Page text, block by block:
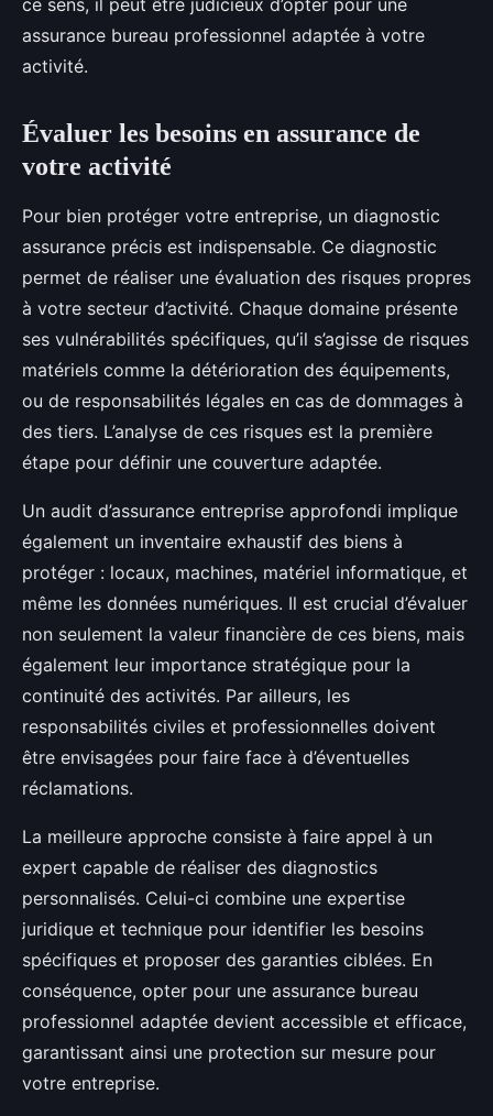
ce sens, il peut être judicieux d’opter pour une
assurance bureau professionnel adaptée à votre
activité.
Évaluer les besoins en assurance de
votre activité
Pour bien protéger votre entreprise, un diagnostic
assurance précis est indispensable. Ce diagnostic
permet de réaliser une évaluation des risques propres
à votre secteur d’activité. Chaque domaine présente
ses vulnérabilités spécifiques, qu’il s’agisse de risques
matériels comme la détérioration des équipements,
ou de responsabilités légales en cas de dommages à
des tiers. L’analyse de ces risques est la première
étape pour définir une couverture adaptée.
Un audit d’assurance entreprise approfondi implique
également un inventaire exhaustif des biens à
protéger : locaux, machines, matériel informatique, et
même les données numériques. Il est crucial d’évaluer
non seulement la valeur financière de ces biens, mais
également leur importance stratégique pour la
continuité des activités. Par ailleurs, les
responsabilités civiles et professionnelles doivent
être envisagées pour faire face à d’éventuelles
réclamations.
La meilleure approche consiste à faire appel à un
expert capable de réaliser des diagnostics
personnalisés. Celui-ci combine une expertise
juridique et technique pour identifier les besoins
spécifiques et proposer des garanties ciblées. En
conséquence, opter pour une assurance bureau
professionnel adaptée devient accessible et efficace,
garantissant ainsi une protection sur mesure pour
votre entreprise.